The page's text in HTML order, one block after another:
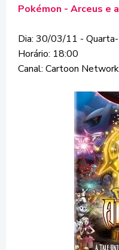
Pokémon - Arceus e
Dia: 30/03/11 - Quarta-
Horário: 18:00
Canal: Cartoon Network